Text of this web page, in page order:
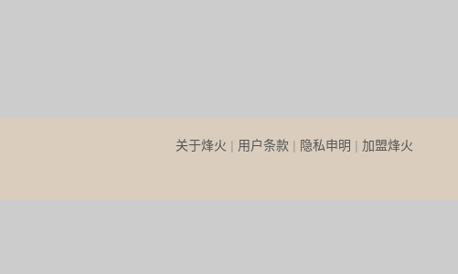
关于烽火 | 用户条款 | 隐私申明 | 加盟烽火